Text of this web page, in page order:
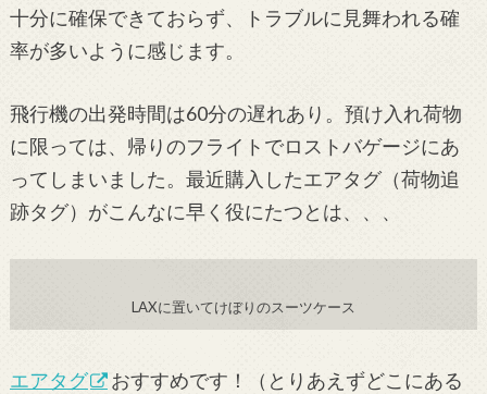
十分に確保できておらず、トラブルに見舞われる確
率が多いように感じます。
飛行機の出発時間は60分の遅れあり。預け入れ荷物
に限っては、帰りのフライトでロストバゲージにあ
ってしまいました。最近購入したエアタグ（荷物追
跡タグ）がこんなに早く役にたつとは、、、
LAXに置いてけぼりのスーツケース
エアタグ
おすすめです！（とりあえずどこにある